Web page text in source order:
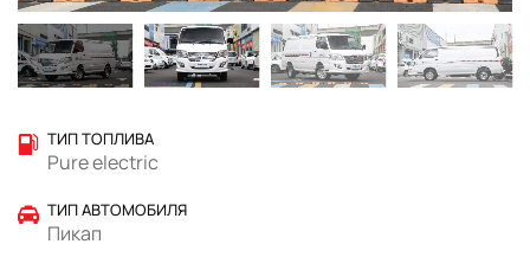
ТИП ТОПЛИВА
Pure electric
ТИП АВТОМОБИЛЯ
Пикап